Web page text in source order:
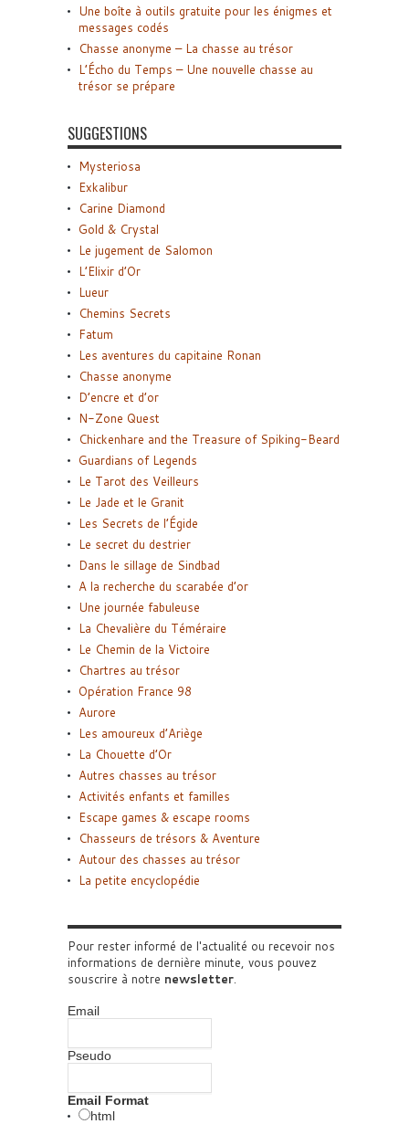
Une boîte à outils gratuite pour les énigmes et
messages codés
Chasse anonyme – La chasse au trésor
L’Écho du Temps – Une nouvelle chasse au
trésor se prépare
SUGGESTIONS
Mysteriosa
Exkalibur
Carine Diamond
Gold & Crystal
Le jugement de Salomon
L’Elixir d’Or
Lueur
Chemins Secrets
Fatum
Les aventures du capitaine Ronan
Chasse anonyme
D’encre et d’or
N-Zone Quest
Chickenhare and the Treasure of Spiking-Beard
Guardians of Legends
Le Tarot des Veilleurs
Le Jade et le Granit
Les Secrets de l’Égide
Le secret du destrier
Dans le sillage de Sindbad
A la recherche du scarabée d’or
Une journée fabuleuse
La Chevalière du Téméraire
Le Chemin de la Victoire
Chartres au trésor
Opération France 98
Aurore
Les amoureux d’Ariège
La Chouette d’Or
Autres chasses au trésor
Activités enfants et familles
Escape games & escape rooms
Chasseurs de trésors & Aventure
Autour des chasses au trésor
La petite encyclopédie
Pour rester informé de l'actualité ou recevoir nos
informations de dernière minute, vous pouvez
souscrire à notre newsletter.
Email
Pseudo
Email Format
html